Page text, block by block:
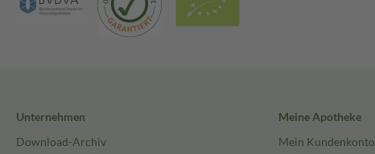
Unternehmen
Download-Archiv
Meine Apotheke
Mein Kundenkonto